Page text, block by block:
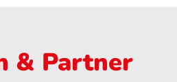
& Partner